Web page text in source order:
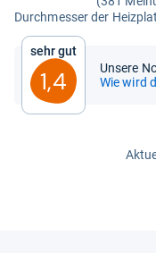
Durch­mes­ser der
Sehr gut
1,4
Unsere
Wie wird